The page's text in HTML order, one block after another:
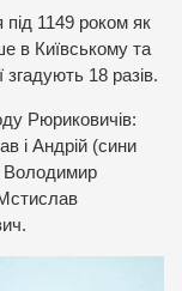
під 1149 роком як
в Київському та
18 разів.
Рюриковичів:
і Андрій (сини
Володимир